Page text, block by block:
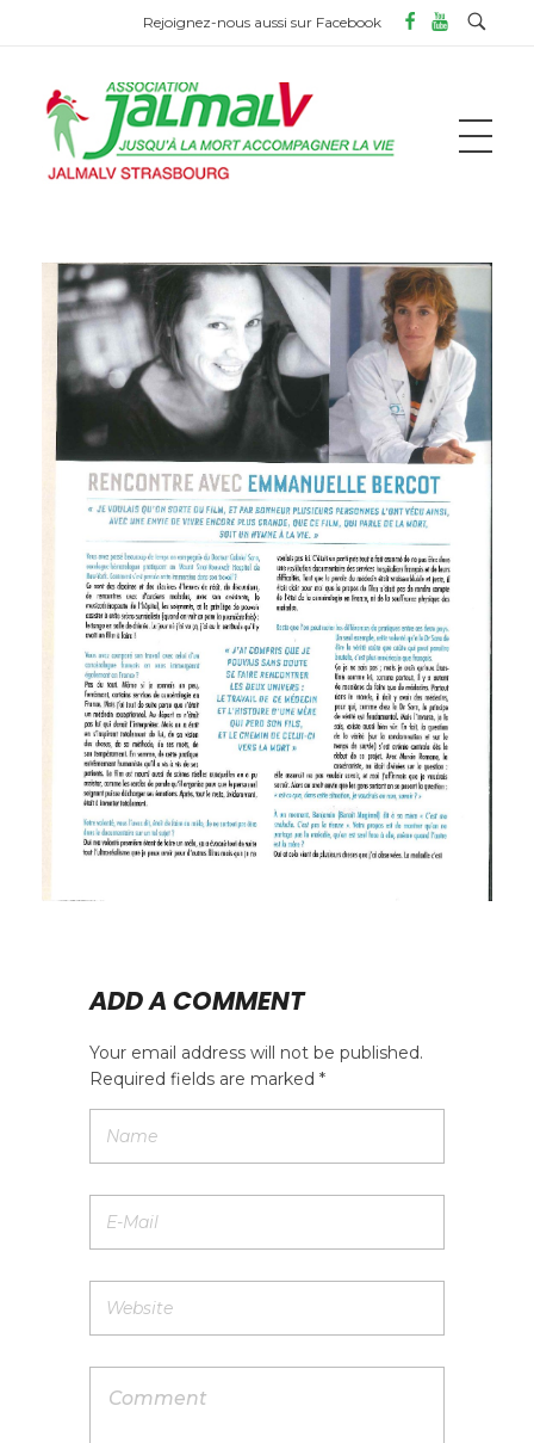
Rejoignez-nous aussi sur Facebook
ASSOCIATION JALMALV DE STRASBOURG
Jusqu'à la mort accompagner la vie
ADD A COMMENT
Your email address will not be published.
Required fields are marked *